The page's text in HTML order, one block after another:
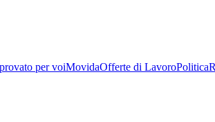
per voiMovidaOfferte di LavoroPolitica